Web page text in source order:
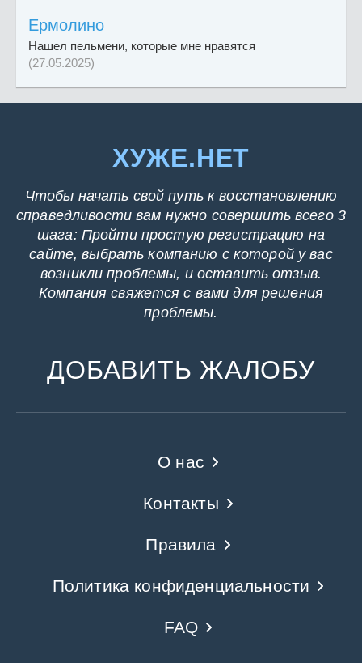
Ермолино
Нашел пельмени, которые мне нравятся
(27.05.2025)
ХУЖЕ.НЕТ
Чтобы начать свой путь к восстановлению
справедливости вам нужно совершить всего 3
шага: Пройти простую регистрацию на
сайте, выбрать компанию с которой у вас
возникли проблемы, и оставить отзыв.
Компания свяжется с вами для решения
проблемы.
ДОБАВИТЬ ЖАЛОБУ
О нас
Контакты
Правила
Политика конфиденциальности
FAQ